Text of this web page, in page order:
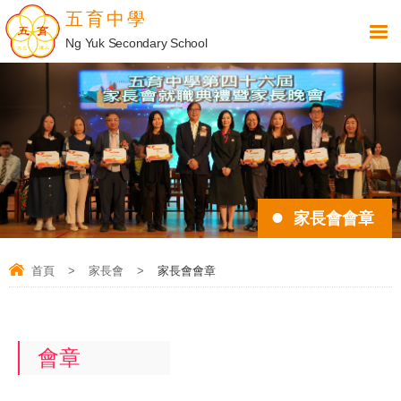
五育中學
Ng Yuk Secondary School
家長會會章
首頁 > 家長會 > 家長會會章
會章